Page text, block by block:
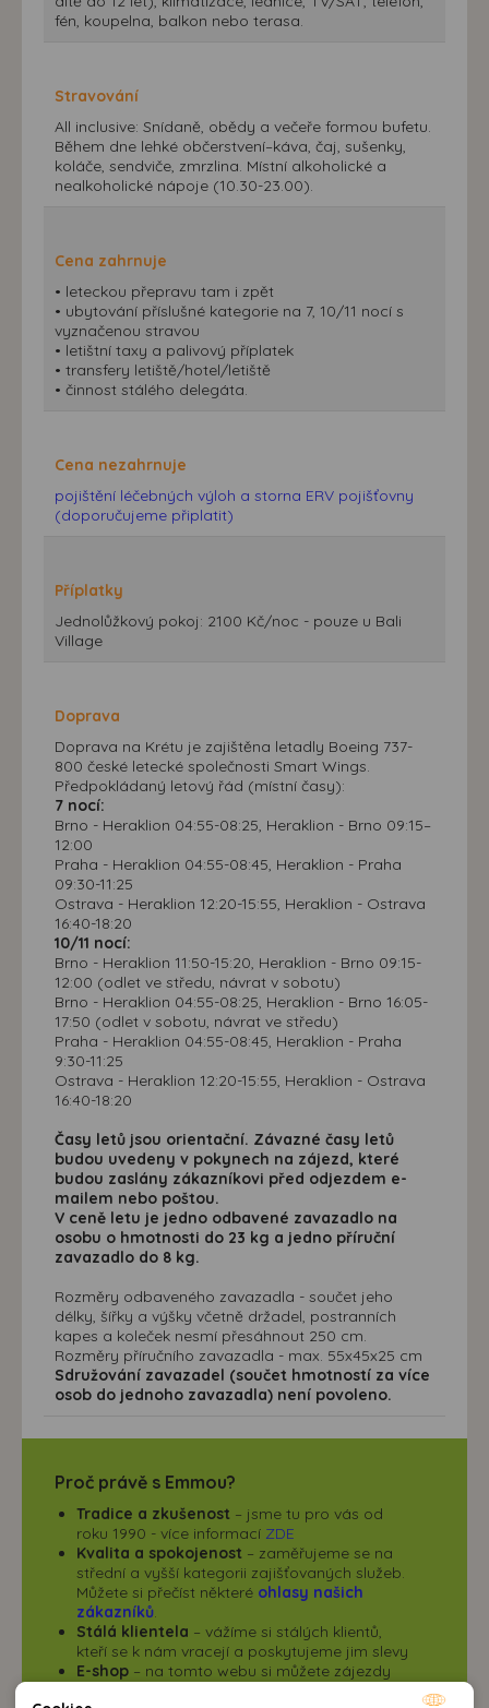
fén, koupelna, balkon nebo terasa.
Stravování
All inclusive: Snídaně, obědy a večeře formou bufetu.
Během dne lehké občerstvení–káva, čaj, sušenky,
koláče, sendviče, zmrzlina. Místní alkoholické a
nealkoholické nápoje (10.30-23.00).
Cena zahrnuje
• leteckou přepravu tam i zpět
• ubytování příslušné kategorie na 7, 10/11 nocí s
vyznačenou stravou
• letištní taxy a palivový příplatek
• transfery letiště/hotel/letiště
• činnost stálého delegáta.
Cena nezahrnuje
pojištění léčebných výloh a storna ERV pojišťovny
(doporučujeme připlatit)
Příplatky
Jednolůžkový pokoj: 2100 Kč/noc - pouze u Bali
Village
Doprava
Doprava na Krétu je zajištěna letadly Boeing 737-
800 české letecké společnosti Smart Wings.
Předpokládaný letový řád (místní časy):
7 nocí:
Brno - Heraklion 04:55-08:25, Heraklion - Brno 09:15–
12:00
Praha - Heraklion 04:55-08:45, Heraklion - Praha
09:30-11:25
Ostrava - Heraklion 12:20-15:55, Heraklion - Ostrava
16:40-18:20
10/11 nocí:
Brno - Heraklion 11:50-15:20, Heraklion - Brno 09:15-
12:00 (odlet ve středu, návrat v sobotu)
Brno - Heraklion 04:55-08:25, Heraklion - Brno 16:05-
17:50 (odlet v sobotu, návrat ve středu)
Praha - Heraklion 04:55-08:45, Heraklion - Praha
9:30-11:25
Ostrava - Heraklion 12:20-15:55, Heraklion - Ostrava
16:40-18:20
Časy letů jsou orientační. Závazné časy letů
budou uvedeny v pokynech na zájezd, které
budou zaslány zákazníkovi před odjezdem e-
mailem nebo poštou.
V ceně letu je jedno odbavené zavazadlo na
osobu o hmotnosti do 23 kg a jedno příruční
zavazadlo do 8 kg.
Rozměry odbaveného zavazadla - součet jeho
délky, šířky a výšky včetně držadel, postranních
kapes a koleček nesmí přesáhnout 250 cm.
Rozměry příručního zavazadla - max. 55x45x25 cm
Sdružování zavazadel (součet hmotností za více
osob do jednoho zavazadla) není povoleno.
Proč právě s Emmou?
Tradice a zkušenost – jsme tu pro vás od
roku 1990 - více informací ZDE
Kvalita a spokojenost – zaměřujeme se na
střední a vyšší kategorii zajišťovaných služeb.
Můžete si přečíst některé ohlasy našich
zákazníků.
Stálá klientela – vážíme si stálých klientů,
kteří se k nám vracejí a poskytujeme jim slevy
E-shop – na tomto webu si můžete zájezdy